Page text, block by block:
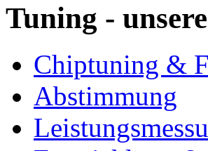
Tuning -
Chiptuning &
Abstimmung